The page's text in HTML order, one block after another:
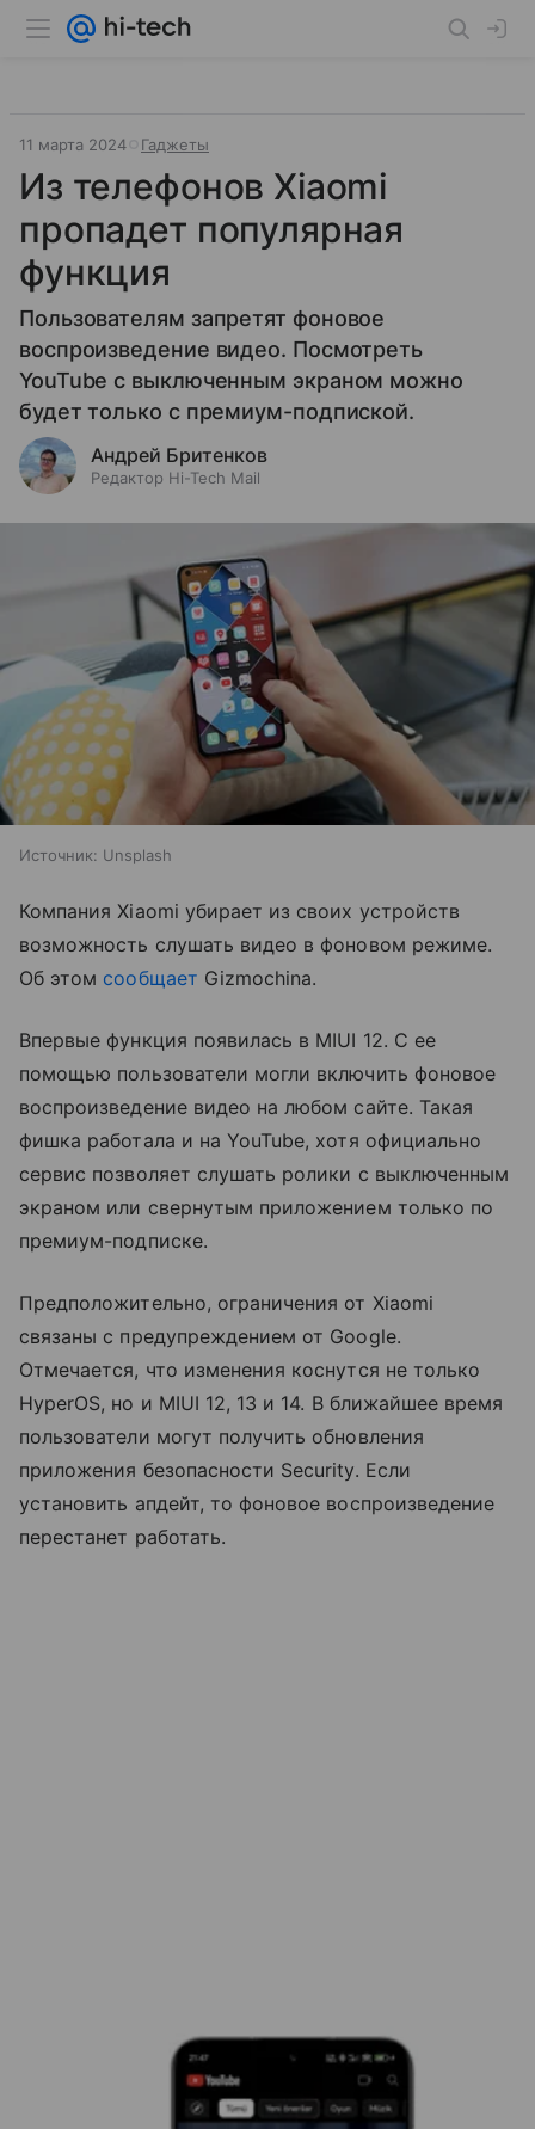
11 марта 2024 Гаджеты
Из телефонов Xiaomi
пропадет популярная
функция
Пользователям запретят фоновое
воспроизведение видео. Посмотреть
YouTube с выключенным экраном можно
будет только с премиум-подпиской.
Андрей Бритенков
Редактор Hi-Tech Mail
Источник: Unsplash
Компания Xiaomi убирает из своих устройств
возможность слушать видео в фоновом режиме.
Об этом сообщает Gizmochina.
Впервые функция появилась в MIUI 12. С ее
помощью пользователи могли включить фоновое
воспроизведение видео на любом сайте. Такая
фишка работала и на YouTube, хотя официально
сервис позволяет слушать ролики с выключенным
экраном или свернутым приложением только по
премиум-подписке.
Предположительно, ограничения от Xiaomi
связаны с предупреждением от Google.
Отмечается, что изменения коснутся не только
HyperOS, но и MIUI 12, 13 и 14. В ближайшее время
пользователи могут получить обновления
приложения безопасности Security. Если
установить апдейт, то фоновое воспроизведение
перестанет работать.